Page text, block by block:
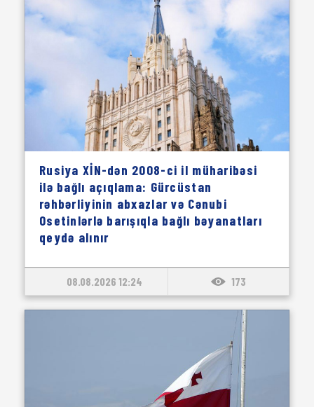
Rusiya XİN-dən 2008-ci il müharibəsi
ilə bağlı açıqlama: Gürcüstan
rəhbərliyinin abxazlar və Cənubi
Osetinlərlə barışıqla bağlı bəyanatları
qeydə alınır
08.08.2026 12:24 173